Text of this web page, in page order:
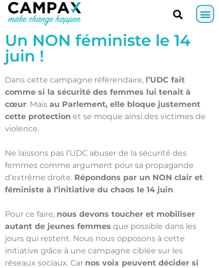
Un NON féministe le 14
juin !
Dans cette campagne référendaire, l’UDC fait
comme si la sécurité des femmes lui tenait à
cœur. Mais au Parlement, elle bloque justement
cette protection et se moque ainsi des victimes de
violence.
Ne laissons pas l’UDC abuser de la sécurité des
femmes comme argument pour sa propagande
d’extrême droite. Répondons par un NON clair et
féministe à l’initiative du chaos le 14 juin.
Pour ce faire, nous devons toucher et mobiliser
autant de jeunes femmes que possible dans les
jours qui restent. Nous nous opposons à cette
initiative grâce à une campagne ciblée sur les
réseaux sociaux. Car nos voix peuvent décider si